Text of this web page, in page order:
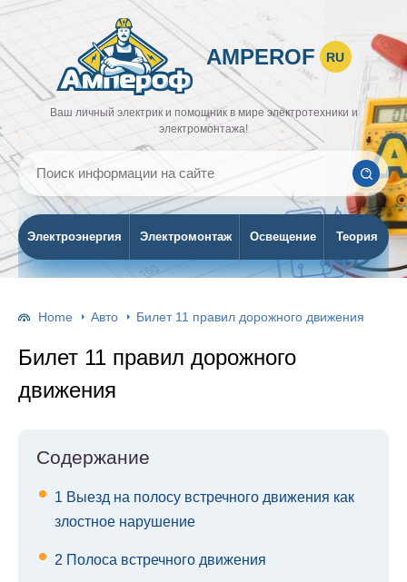
AMPEROF RU
Ваш личный электрик и помощник в мире электротехники и
электромонтажа!
Электроэнергия Электромонтаж Освещение Теория
Home Авто Билет 11 правил дорожного движения
Билет 11 правил дорожного
движения
Содержание
1 Выезд на полосу встречного движения как
злостное нарушение
2 Полоса встречного движения